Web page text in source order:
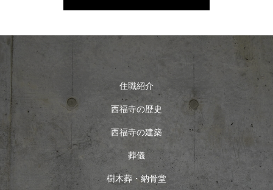
住職紹介
西福寺の歴史
西福寺の建築
葬儀
樹木葬・納骨堂